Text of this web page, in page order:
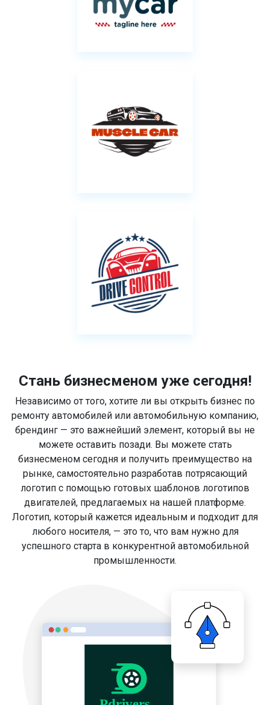
Стань бизнесменом уже сегодня!
Независимо от того, хотите ли вы открыть бизнес по
ремонту автомобилей или автомобильную компанию,
брендинг — это важнейший элемент, который вы не
можете оставить позади. Вы можете стать
бизнесменом сегодня и получить преимущество на
рынке, самостоятельно разработав потрясающий
логотип с помощью готовых шаблонов логотипов
двигателей, предлагаемых на нашей платформе.
Логотип, который кажется идеальным и подходит для
любого носителя, — это то, что вам нужно для
успешного старта в конкурентной автомобильной
промышленности.